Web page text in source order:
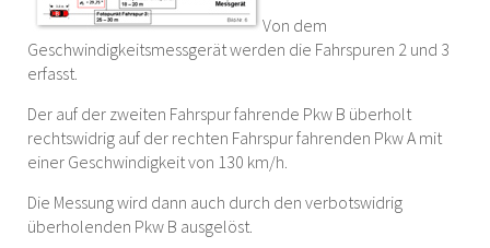
Von dem
Geschwindigkeitsmessgerät werden die Fahrspuren 2 und 3
erfasst.
Der auf der zweiten Fahrspur fahrende Pkw B überholt
rechtswidrig auf der rechten Fahrspur fahrenden Pkw A mit
einer Geschwindigkeit von 130 km/h.
Die Messung wird dann auch durch den verbotswidrig
überholenden Pkw B ausgelöst.